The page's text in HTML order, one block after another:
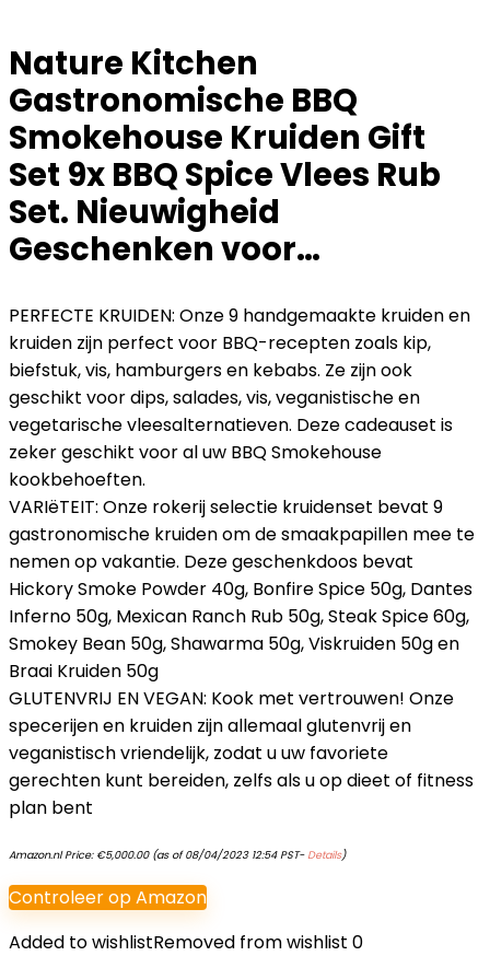
Nature Kitchen
Gastronomische BBQ
Smokehouse Kruiden Gift
Set 9x BBQ Spice Vlees Rub
Set. Nieuwigheid
Geschenken voor…
PERFECTE KRUIDEN: Onze 9 handgemaakte kruiden en
kruiden zijn perfect voor BBQ-recepten zoals kip,
biefstuk, vis, hamburgers en kebabs. Ze zijn ook
geschikt voor dips, salades, vis, veganistische en
vegetarische vleesalternatieven. Deze cadeauset is
zeker geschikt voor al uw BBQ Smokehouse
kookbehoeften.
VARIëTEIT: Onze rokerij selectie kruidenset bevat 9
gastronomische kruiden om de smaakpapillen mee te
nemen op vakantie. Deze geschenkdoos bevat
Hickory Smoke Powder 40g, Bonfire Spice 50g, Dantes
Inferno 50g, Mexican Ranch Rub 50g, Steak Spice 60g,
Smokey Bean 50g, Shawarma 50g, Viskruiden 50g en
Braai Kruiden 50g
GLUTENVRIJ EN VEGAN: Kook met vertrouwen! Onze
specerijen en kruiden zijn allemaal glutenvrij en
veganistisch vriendelijk, zodat u uw favoriete
gerechten kunt bereiden, zelfs als u op dieet of fitness
plan bent
Amazon.nl Price: €5,000.00(as of 08/04/2023 12:54 PST- Details)
Controleer op Amazon
Added to wishlistRemoved from wishlist 0